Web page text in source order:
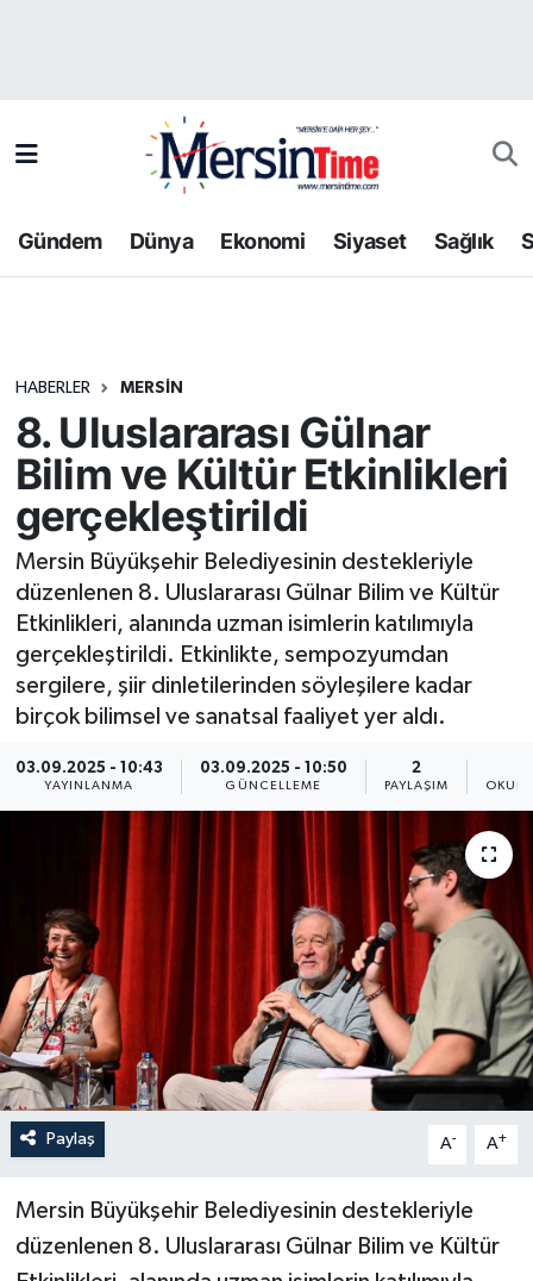
Gündem Dünya Ekonomi Siyaset Sağlık
HABERLER MERSIN
8. Uluslararası Gülnar
Bilim ve Kültür Etkinlikleri
gerçekleştirildi
Mersin Büyükşehir Belediyesinin destekleriyle
düzenlenen 8. Uluslararası Gülnar Bilim ve Kültür
Etkinlikleri, alanında uzman isimlerin katılımıyla
gerçekleştirildi. Etkinlikte, sempozyumdan
sergilere, şiir dinletilerinden söyleşilere kadar
birçok bilimsel ve sanatsal faaliyet yer aldı.
03.09.2025 - 10:43
YAYINLANMA
03.09.2025 - 10:50
GÜNCELLEME
2
PAYLAŞIM
Paylaş A- A+
Mersin Büyükşehir Belediyesinin destekleriyle
düzenlenen 8. Uluslararası Gülnar Bilim ve Kültür
Bilim-Teknoloji
Dünya
Ekonomi
Gündem
Kültür-Sanat
Resmi İlan
Sağlık
Siyaset
Spor
Yaşam
Trafik Durumu
Tüm Manşetler
Haber Arşivi